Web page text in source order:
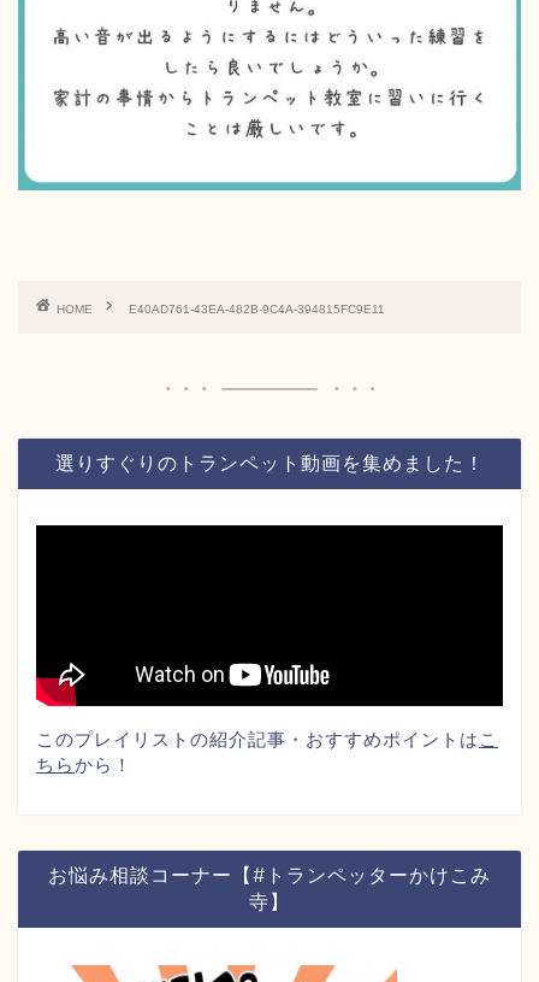
HOME E40AD761-43EA-482B-9C4A-394815FC9E11
選りすぐりのトランペット動画を集めました！
このプレイリストの紹介記事・おすすめポイントは こ
ちらから！
お悩み相談コーナー【#トランペッターかけこみ
寺】